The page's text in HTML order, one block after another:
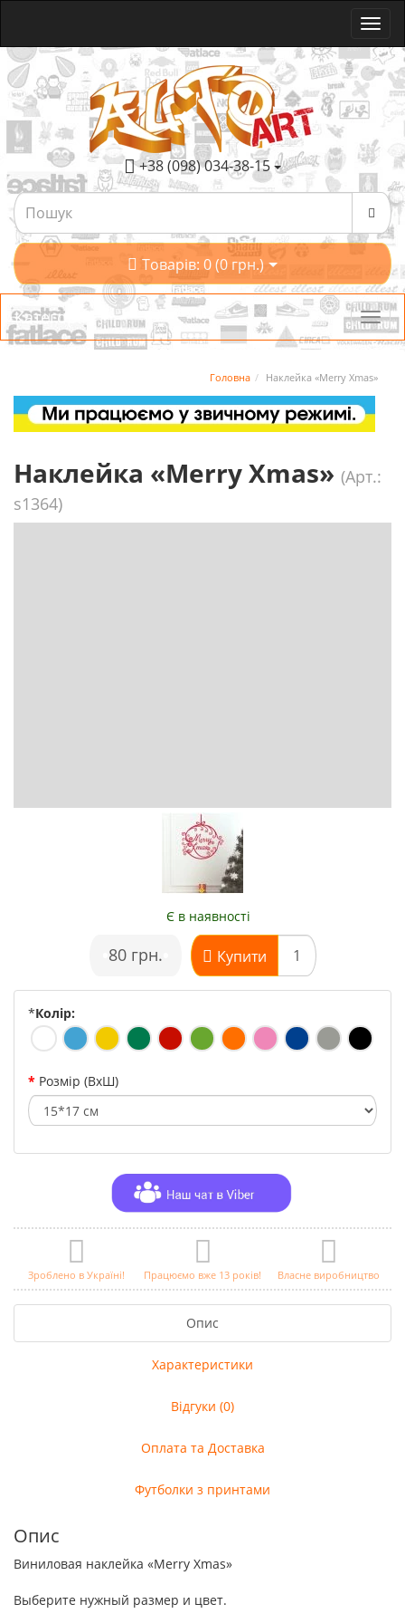
+38 (098) 034-38-15
Товарів: 0 (0 грн.)
Категорії
Головна Наклейка «Merry Xmas»
Наклейка «Merry Xmas» (Арт.:
s1364)
Є в наявності
80 грн. Купити
*Колір:
Розмір (ВхШ)
Зроблено в Україні! Працюємо вже 13 років! Власне виробництво
Опис
Характеристики
Відгуки (0)
Оплата та Доставка
Футболки з принтами
Опис
Виниловая наклейка «Merry Xmas»
Выберите нужный размер и цвет.